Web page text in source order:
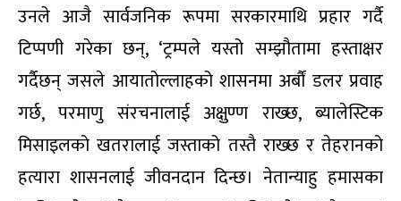
उनले आजै सार्वजनिक रूपमा सरकारमाथि प्रहार गर्दै
टिप्पणी गरेका छन्, ‘ट्रम्पले यस्तो सम्झौतामा हस्ताक्षर
गर्दैछन् जसले आयातोल्लाहको शासनमा अर्बौं डलर प्रवाह
गर्छ, परमाणु संरचनालाई अक्षुण्ण राख्छ, ब्यालेस्टिक
मिसाइलको खतरालाई जस्ताको तस्तै राख्छ र तेहरानको
हत्यारा शासनलाई जीवनदान दिन्छ। नेतान्याहु हमासका